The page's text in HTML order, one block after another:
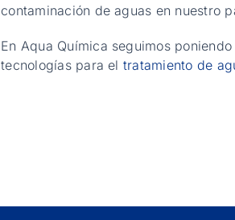
contaminación de aguas en nuestro
En Aqua Química seguimos
tecnologías para el tratamiento de